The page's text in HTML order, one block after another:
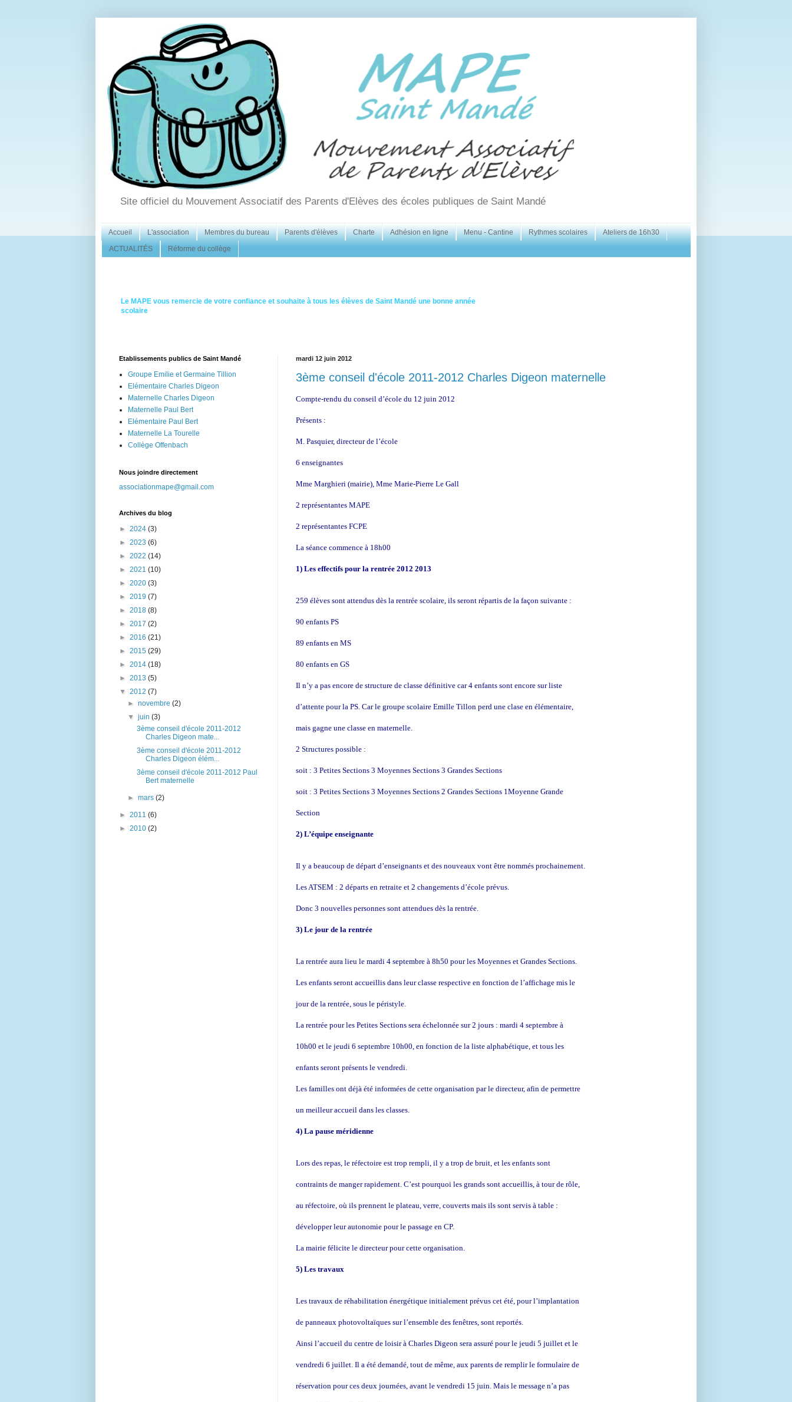
Site officiel du Mouvement Associatif des Parents d'Elèves des écoles publiques de Saint Mandé
Accueil L'association Membres du bureau Parents d'élèves Charte Adhésion en ligne Menu - Cantine Rythmes scolaires Ateliers de 16h30
ACTUALITÉS Réforme du collège
Le MAPE vous remercie de votre confiance et souhaite à tous les élèves de Saint Mandé une bonne année
scolaire
mardi 12 juin 2012
3ème conseil d'école 2011-2012 Charles Digeon maternelle
Compte-rendu du conseil d’école du 12 juin 2012
Présents :
M. Pasquier, directeur de l’école
6 enseignantes
Mme Marghieri (mairie), Mme Marie-Pierre Le Gall
2 représentantes MAPE
2 représentantes FCPE
La séance commence à 18h00
1) Les effectifs pour la rentrée 2012 2013
259 élèves sont attendus dès la rentrée scolaire, ils seront répartis de la façon suivante :
90 enfants PS
89 enfants en MS
80 enfants en GS
Il n’y a pas encore de structure de classe définitive car 4 enfants sont encore sur liste
d’attente pour la PS. Car le groupe scolaire Emille Tillon perd une clase en élémentaire,
mais gagne une classe en maternelle.
2 Structures possible :
soit : 3 Petites Sections 3 Moyennes Sections 3 Grandes Sections
soit : 3 Petites Sections 3 Moyennes Sections 2 Grandes Sections 1Moyenne Grande
Section
2) L’équipe enseignante
Il y a beaucoup de départ d’enseignants et des nouveaux vont être nommés prochainement.
Les ATSEM : 2 départs en retraite et 2 changements d’école prévus.
Donc 3 nouvelles personnes sont attendues dès la rentrée.
3) Le jour de la rentrée
La rentrée aura lieu le mardi 4 septembre à 8h50 pour les Moyennes et Grandes Sections.
Les enfants seront accueillis dans leur classe respective en fonction de l’affichage mis le
jour de la rentrée, sous le péristyle.
La rentrée pour les Petites Sections sera échelonnée sur 2 jours : mardi 4 septembre à
10h00 et le jeudi 6 septembre 10h00, en fonction de la liste alphabétique, et tous les
enfants seront présents le vendredi.
Les familles ont déjà été informées de cette organisation par le directeur, afin de permettre
un meilleur accueil dans les classes.
4) La pause méridienne
Lors des repas, le réfectoire est trop rempli, il y a trop de bruit, et les enfants sont
contraints de manger rapidement. C’est pourquoi les grands sont accueillis, à tour de rôle,
au réfectoire, où ils prennent le plateau, verre, couverts mais ils sont servis à table :
développer leur autonomie pour le passage en CP.
La mairie félicite le directeur pour cette organisation.
5) Les travaux
Les travaux de réhabilitation énergétique initialement prévus cet été, pour l’implantation
de panneaux photovoltaïques sur l’ensemble des fenêtres, sont reportés.
Ainsi l’accueil du centre de loisir à Charles Digeon sera assuré pour le jeudi 5 juillet et le
vendredi 6 juillet. Il a été demandé, tout de même, aux parents de remplir le formulaire de
réservation pour ces deux journées, avant le vendredi 15 juin. Mais le message n’a pas
Etablissements publics de Saint Mandé
Groupe Emilie et Germaine Tillion
Elémentaire Charles Digeon
Maternelle Charles Digeon
Maternelle Paul Bert
Elémentaire Paul Bert
Maternelle La Tourelle
Collège Offenbach
Nous joindre directement
associationmape@gmail.com
Archives du blog
► 2024 (3)
► 2023 (6)
► 2022 (14)
► 2021 (10)
► 2020 (3)
► 2019 (7)
► 2018 (8)
► 2017 (2)
► 2016 (21)
► 2015 (29)
► 2014 (18)
► 2013 (5)
▼ 2012 (7)
►novembre(2)
▼juin(3)
3ème conseil d'école 2011-2012
Charles Digeon mate...
3ème conseil d'école 2011-2012
Charles Digeon élém...
3ème conseil d'école 2011-2012 Paul
Bert maternelle
►mars(2)
► 2011 (6)
► 2010 (2)